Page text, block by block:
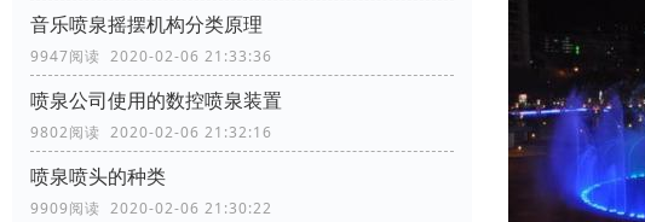
音乐喷泉摇摆机构分类原理
9947阅读 2020-02-06 21:33:36
喷泉公司使用的数控喷泉装置
9802阅读 2020-02-06 21:32:16
喷泉喷头的种类
9909阅读 2020-02-06 21:30:22